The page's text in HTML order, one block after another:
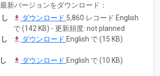
新バージョンをダウンロード：
ダウンロード 5,860 レコード English
で (142 KB) - 更新頻度: not planned
ダウンロード English で (15 KB)
ダウンロード English で (10 KB)